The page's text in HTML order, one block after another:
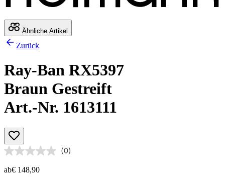
Ähnliche Artikel
Zurück
Ray-Ban RX5397
Braun Gestreift
Art.-Nr. 1613111
(0)
ab€ 148,90